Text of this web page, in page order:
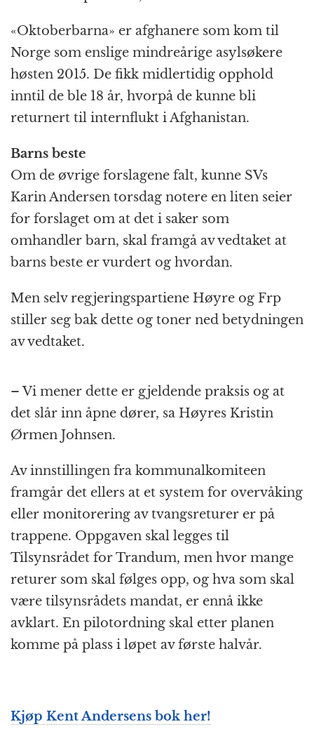
«Oktoberbarna» er afghanere som kom til
Norge som enslige mindreårige asylsøkere
høsten 2015. De fikk midlertidig opphold
inntil de ble 18 år, hvorpå de kunne bli
returnert til internflukt i Afghanistan.
Barns beste
Om de øvrige forslagene falt, kunne SVs
Karin Andersen torsdag notere en liten seier
for forslaget om at det i saker som
omhandler barn, skal framgå av vedtaket at
barns beste er vurdert og hvordan.
Men selv regjeringspartiene Høyre og Frp
stiller seg bak dette og toner ned betydningen
av vedtaket.
– Vi mener dette er gjeldende praksis og at
det slår inn åpne dører, sa Høyres Kristin
Ørmen Johnsen.
Av innstillingen fra kommunalkomiteen
framgår det ellers at et system for overvåking
eller monitorering av tvangsreturer er på
trappene. Oppgaven skal legges til
Tilsynsrådet for Trandum, men hvor mange
returer som skal følges opp, og hva som skal
være tilsynsrådets mandat, er ennå ikke
avklart. En pilotordning skal etter planen
komme på plass i løpet av første halvår.
Kjøp Kent Andersens bok her!